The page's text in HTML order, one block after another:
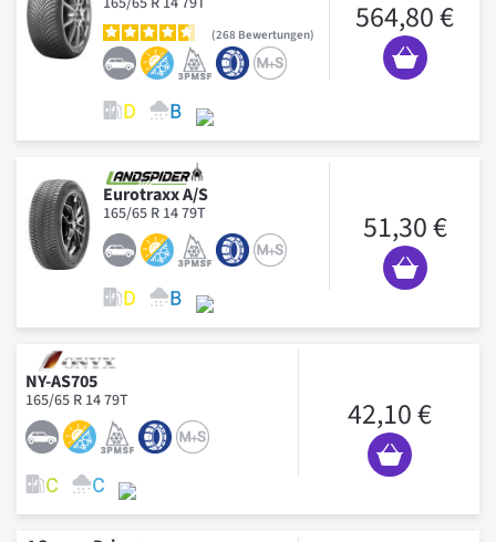
268 Bewertungen 564,80 €
Eurotraxx A/S
165/65 R 14 79T 51,30 €
NY-AS705
165/65 R 14 79T 42,10 €